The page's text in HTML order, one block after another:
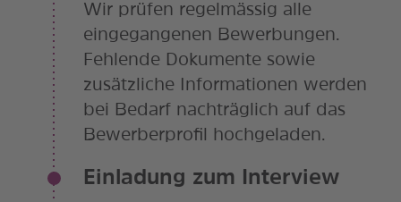
Wir prüfen regelmässig alle
eingegangenen Bewerbungen.
Fehlende Dokumente sowie
zusätzliche Informationen werden
bei Bedarf nachträglich auf das
Bewerberprofil hochgeladen.
Einladung zum Interview